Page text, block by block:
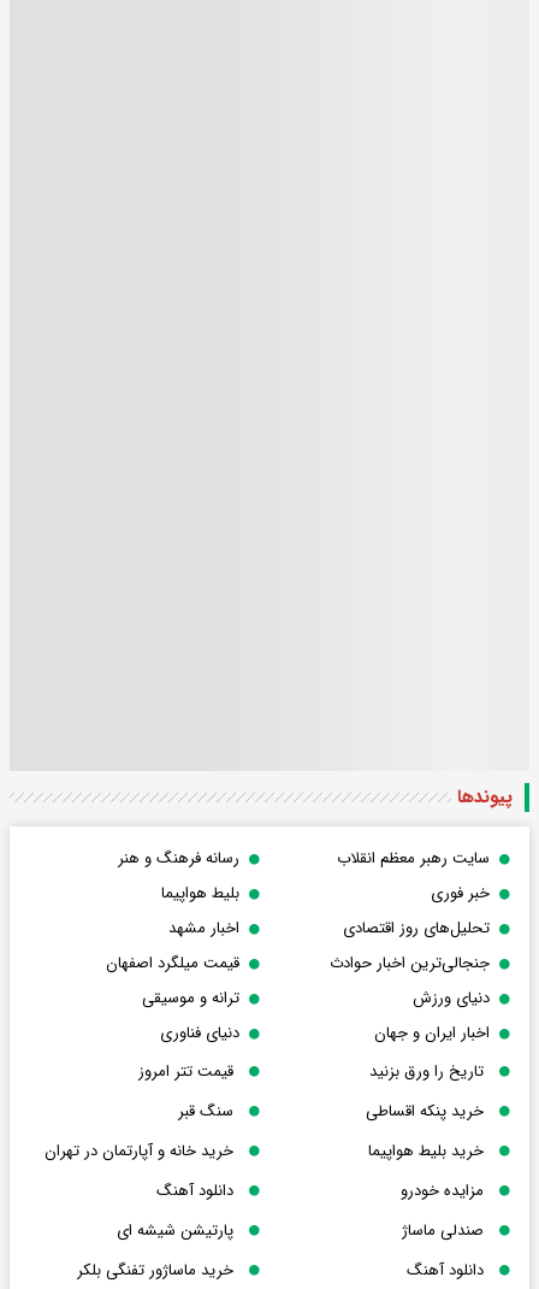
پیوندها
سایت رهبر معظم انقلاب
رسانه فرهنگ و هنر
خبر فوری
بلیط هواپیما
تحلیل‌های روز اقتصادی
اخبار مشهد
جنجالی‌ترین اخبار حوادث
قیمت میلگرد اصفهان
دنیای ورزش
ترانه و موسیقی
اخبار ایران و جهان
دنیای فناوری
تاریخ را ورق بزنید
قیمت تتر امروز
خرید پنکه اقساطی
سنگ قبر
خرید بلیط هواپیما
خرید خانه و آپارتمان در تهران
مزایده خودرو
دانلود آهنگ
صندلی ماساژ
پارتیشن شیشه ای
دانلود آهنگ
خرید ماساژور تفنگی بلکر